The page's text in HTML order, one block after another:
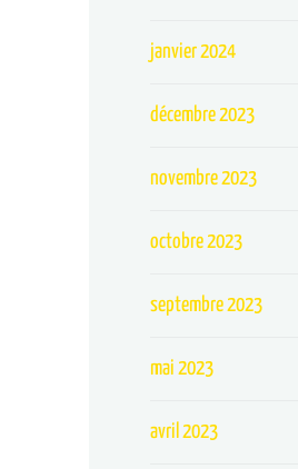
janvier 2024
décembre 2023
novembre 2023
octobre 2023
septembre 2023
mai 2023
avril 2023